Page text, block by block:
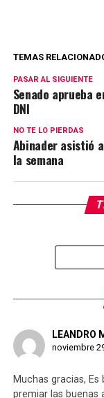
TEMAS
PASAR AL SIGUIENTE
Senado aprueba
DNI
NO TE LO PIERDAS
Abinader asistió
la semana
LEANDRO
noviembre
Muchas gracias,
premiar las buenas